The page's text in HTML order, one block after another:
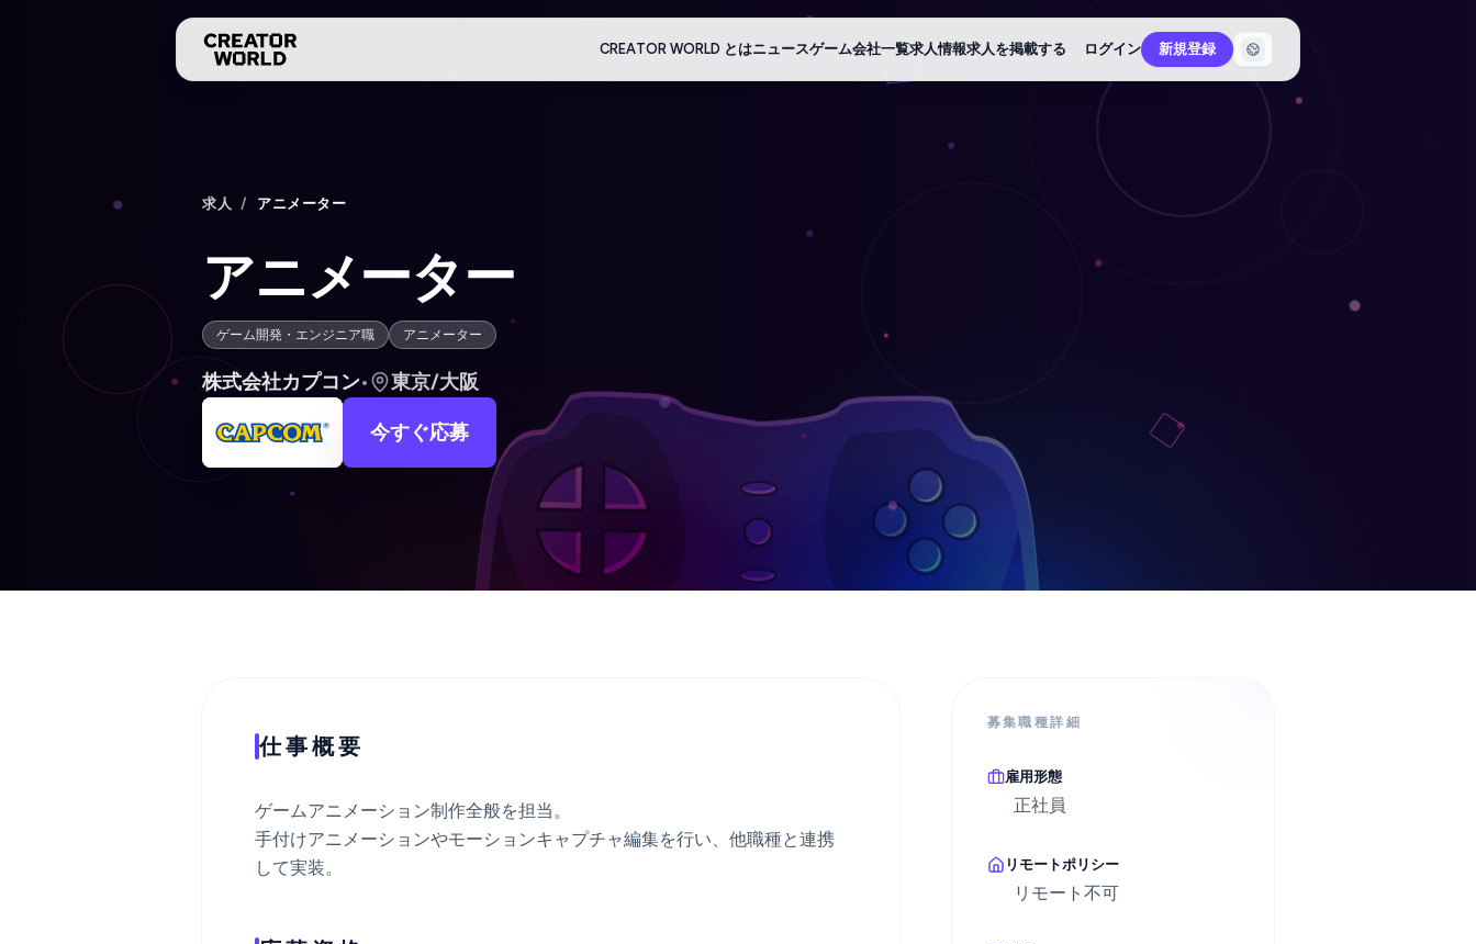
CREATOR WORLD とはニュースゲーム会社一覧求人情報求人を掲載する ログイン 新規登録
求人 / アニメーター
アニメーター
ゲーム開発・エンジニア職 アニメーター
株式会社カプコン• 東京/大阪
今すぐ応募
仕事概要
ゲームアニメーション制作全般を担当。
手付けアニメーションやモーションキャプチャ編集を行い、他職種と連携
して実装。
募集職種詳細
雇用形態
正社員
リモートポリシー
リモート不可